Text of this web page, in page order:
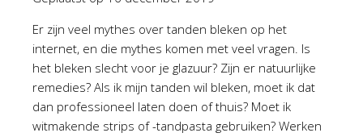
Er zijn veel mythes over tanden bleken op het
internet, en die mythes komen met veel vragen. Is
het bleken slecht voor je glazuur? Zijn er natuurlijke
remedies? Als ik mijn tanden wil bleken, moet ik dat
dan professioneel laten doen of thuis? Moet ik
witmakende strips of -tandpasta gebruiken? Werken